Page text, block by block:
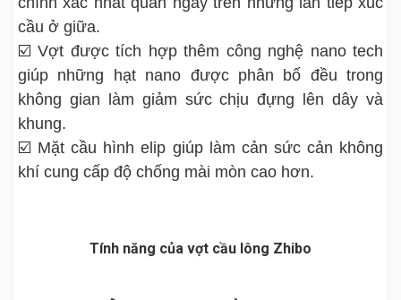
cầu ở giữa.
☑️ Vợt được tích hợp thêm công nghệ nano tech
giúp những hạt nano được phân bố đều trong
không gian làm giảm sức chịu đựng lên dây và
khung.
☑️ Mặt cầu hình elip giúp làm cản sức cản không
khí cung cấp độ chống mài mòn cao hơn.
Tính năng của vợt cầu lông Zhibo